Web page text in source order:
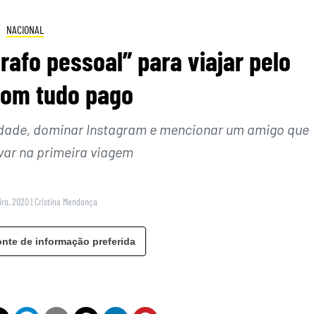
NACIONAL
pessoal” para viajar pelo
tudo pago
dominar Instagram e mencionar um amigo que
na primeira viagem
2020| Cristina Mendonça
de informação preferida